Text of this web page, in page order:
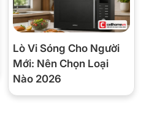
Lò Vi Sóng Cho Người
Mới: Nên Chọn Loại
Nào 2026